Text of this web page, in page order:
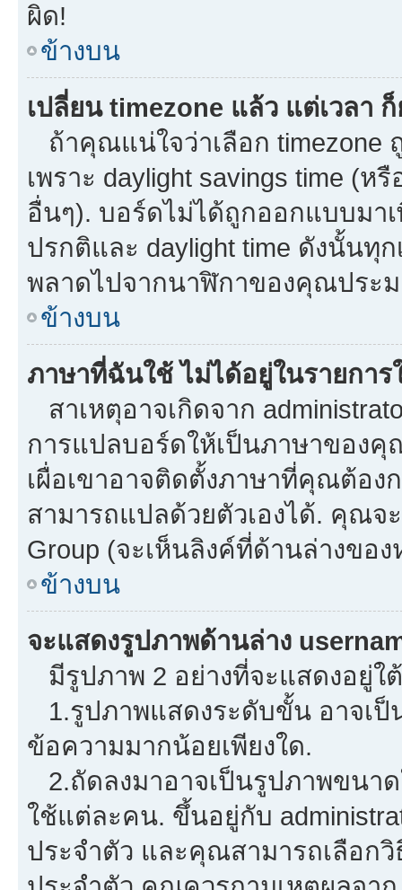
ผิด!
ข้างบน
เปลี่ยน timezone แล้ว แต่เวลา
ถ้าคุณแน่ใจว่าเลือก timezone
เพราะ daylight savings time (ห
อื่นๆ). บอร์ดไม่ได้ถูกออกแบบมา
ปรกติและ daylight time ดังนั้นทุ
พลาดไปจากนาฬิกาของคุณประ
ข้างบน
ภาษาที่ฉันใช้ ไม่ได้อยู่ในรายการ
สาเหตุอาจเกิดจาก
การแปลบอร์ดให้เป็นภาษาของคุ
เผื่อเขาอาจติดตั้งภาษาที่คุณต้อ
สามารถแปลด้วยตัวเองได้. คุณจ
Group (จะเห็นลิงค์ที่ด้านล่างของ
ข้างบน
จะแสดงรูปภาพด้านล่าง
มีรูปภาพ 2 อย่างที่จะแสดงอยู่ใ
1.รูปภาพแสดงระดับขั้น อาจเ
ข้อความมากน้อยเพียงใด.
2.ถัดลงมาอาจเป็นรูปภาพขนา
ใช้แต่ละคน. ขึ้นอยู่กับ
ประจำตัว และคุณสามารถเลือก